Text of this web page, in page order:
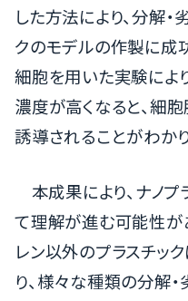
した方法により、分解
クのモデルの作製に成
細胞を用いた実験によ
濃度が高くなると、細
誘導されることがわか
本成果により、ナノ
て理解が進む可能性が
レン以外のプラスチッ
り、様々な種類の分解